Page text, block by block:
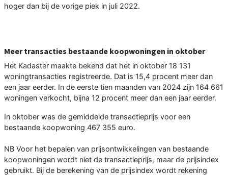
hoger dan bij de vorige piek in juli 2022.
Meer transacties bestaande koopwoningen in oktober
Het Kadaster maakte bekend dat het in oktober 18 131
woningtransacties registreerde. Dat is 15,4 procent meer dan
een jaar eerder. In de eerste tien maanden van 2024 zijn 164 661
woningen verkocht, bijna 12 procent meer dan een jaar eerder.
In oktober was de gemiddelde transactieprijs voor een
bestaande koopwoning 467 355 euro.
NB Voor het bepalen van prijsontwikkelingen van bestaande
koopwoningen wordt niet de transactieprijs, maar de prijsindex
gebruikt. Bij de berekening van de prijsindex wordt rekening